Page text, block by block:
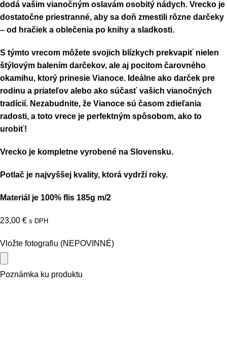
dodá vašim vianočným oslavám osobitý nádych. Vrecko je
dostatočne priestranné, aby sa doň zmestili rôzne darčeky
– od hračiek a oblečenia po knihy a sladkosti.
S týmto vrecom môžete svojich blízkych prekvapiť nielen
štýlovým balením darčekov, ale aj pocitom čarovného
okamihu, ktorý prinesie Vianoce. Ideálne ako darček pre
rodinu a priateľov alebo ako súčasť vašich vianočných
tradícií. Nezabudnite, že Vianoce sú časom zdieľania
radosti, a toto vrece je perfektným spôsobom, ako to
urobiť!
Vrecko je kompletne vyrobené na Slovensku.
Potlač je najvyššej kvality, ktorá vydrží roky.
Materiál je 100% flis 185g m/2
23,00 € s DPH
Vložte fotografiu (NEPOVINNÉ)
Poznámka ku produktu